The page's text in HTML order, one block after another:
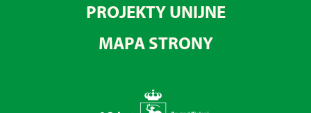
PROJEKTY UNIJNE
MAPA STRONY